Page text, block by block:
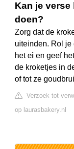
Kan je
doen?
Zorg dat de
uiteinden. Rol je
het ei en geef
de kroketjes in
of tot ze
Verzoek tot
op laurasbakery.nl